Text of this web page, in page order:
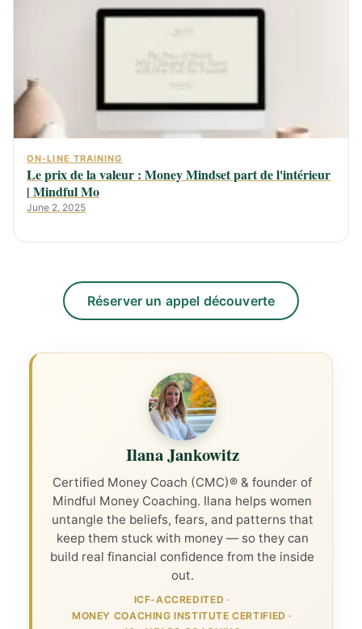
ON-LINE TRAINING
Le prix de la valeur : Money Mindset part de l'intérieur
| Mindful Mo
June 2, 2025
Réserver un appel découverte
Ilana Jankowitz
Certified Money Coach (CMC)® & founder of
Mindful Money Coaching. Ilana helps women
untangle the beliefs, fears, and patterns that
keep them stuck with money — so they can
build real financial confidence from the inside
out.
ICF-ACCREDITED ·
MONEY COACHING INSTITUTE CERTIFIED ·